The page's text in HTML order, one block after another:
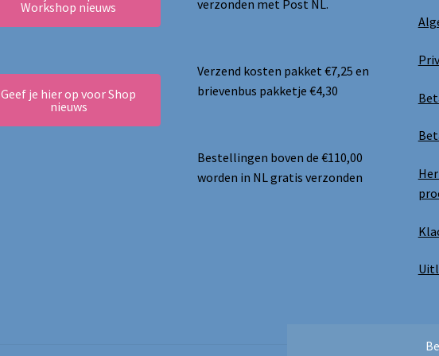
Workshop nieuws
Geef je hier op voor Shop
nieuws
verzonden met Post NL.
Verzend kosten pakket €7,25 en
brievenbus pakketje €4,30
Bestellingen boven de €110,00
worden in NL gratis verzonden